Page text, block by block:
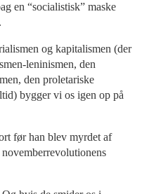
en “socialistisk” maske
og kapitalismen (der
leninismen, den
den proletariske
bygger vi os igen op på
før han blev myrdet af